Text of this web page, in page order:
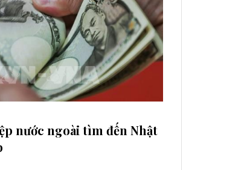
nước ngoài tìm đến Nhật